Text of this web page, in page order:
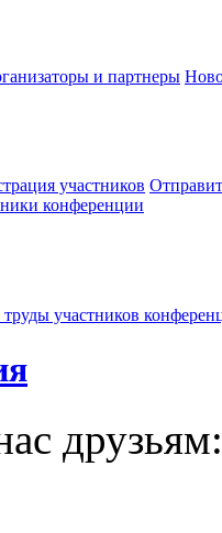
и партнеры
участников
конференции
участников
друзьям: